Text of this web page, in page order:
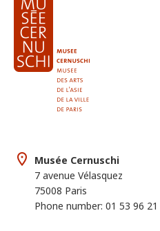
Musée Cernuschi
7 avenue Vélasquez
75008 Paris
Phone number: 01 53 96 21